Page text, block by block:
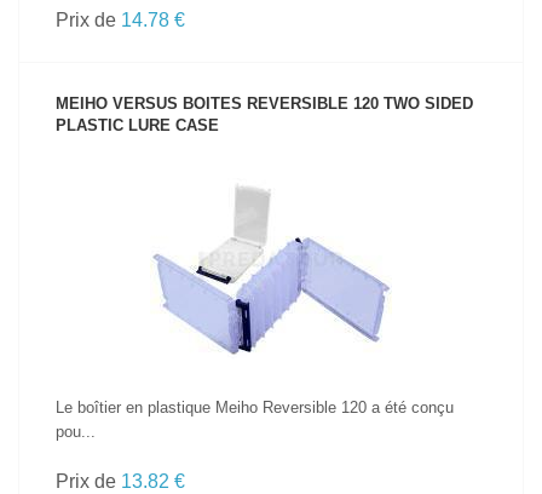
Prix de 14.78 €
MEIHO VERSUS BOITES REVERSIBLE 120 TWO SIDED
PLASTIC LURE CASE
Le boîtier en plastique Meiho Reversible 120 a été conçu
pou...
Prix de 13.82 €